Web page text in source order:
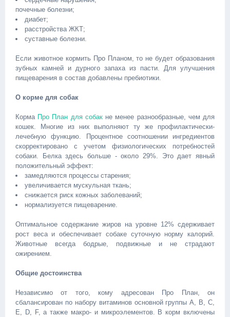
почечные болезни;
диабет;
расстройства ЖКТ;
суставные болезни.
Если животное кормить Про Планом, то не будет образования
зубных камней и дурного запаха из пасти. Для улучшения
пищеварения в состав добавлены пребиотики.
О корме для собак
Корма Про План для собакне менее разнообразные, чем для
кошек. Многие из них выполняют ту же профилактически-
лечебную функцию. Процентное соотношении ингредиентов
скорректировано с учетом физиологических потребностей
собаки. Белка здесь больше - около 29%. Это дает явный
положительный эффект:
замедляются процессы старения;
увеличивается мускульная ткань;
снижается риск кожных заболеваний;
нормализуется пищеварение.
Оптимальное содержание жиров на уровне 12% сдерживает
рост веса и обеспечивает собаке суточную норму калорий.
Животные всегда бодрые, подвижные и не страдают
ожирением.
Общие достоинства
Независимо от того, кому адресован Про План, он
сбалансирован по набору витаминов основной группы А, В, С,
E, D, F, а также макро- и микроэлементов. В корм включены